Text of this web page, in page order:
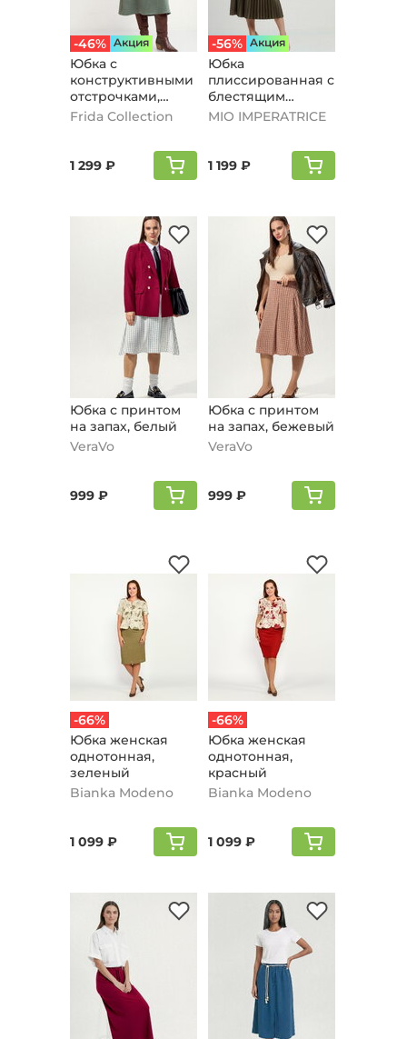
-46% Aкция
Юбка с
конструктивными
отстрочками,
оливковый
Frida Collection
1 299 ₽
-56% Aкция
Юбка
плиссированная с
блестящим
напылением, хаки
MIO IMPERATRICE
1 199 ₽
Юбка с принтом
на запах, белый
VeraVo
999 ₽
Юбка с принтом
на запах, бежевый
VeraVo
999 ₽
-66%
Юбка женская
однотонная,
зеленый
Bianka Modeno
1 099 ₽
-66%
Юбка женская
однотонная,
красный
Bianka Modeno
1 099 ₽